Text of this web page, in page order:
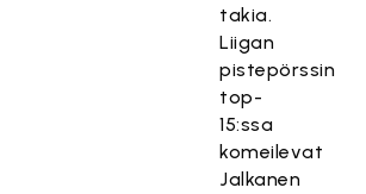
takia.
Liigan
pistepörssin
top-
15:ssa
komeilevat
Jalkanen